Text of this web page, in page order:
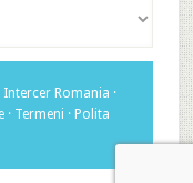
Intercer Romania ·
· Termeni · Polita